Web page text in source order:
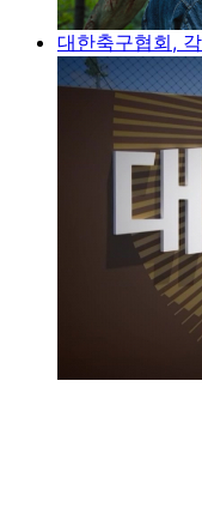
대한축구협회,